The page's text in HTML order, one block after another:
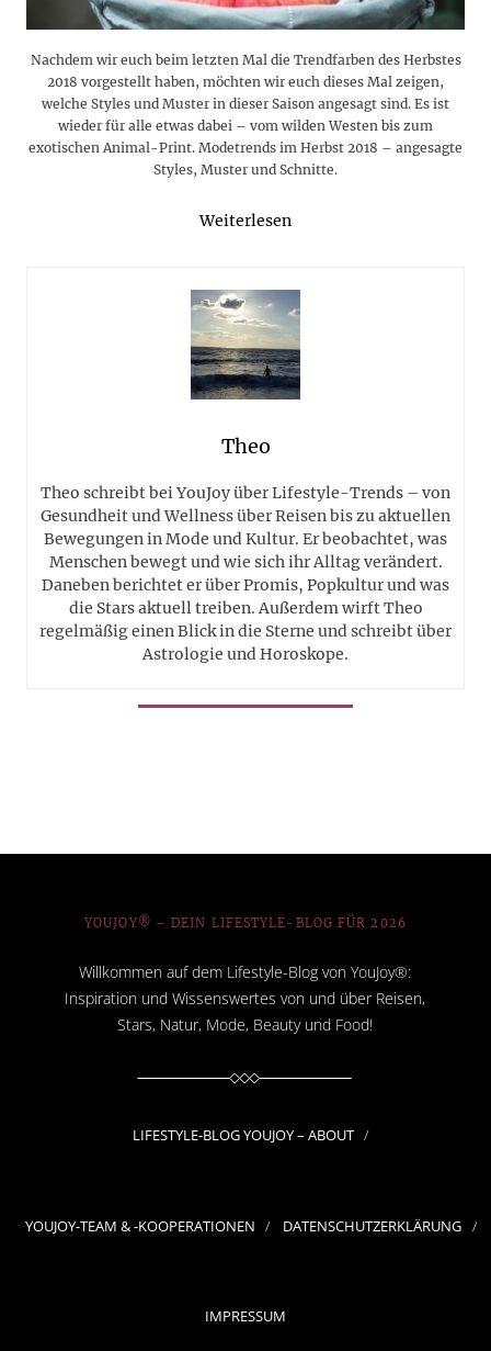
Nachdem wir euch beim letzten Mal die Trendfarben des Herbstes
2018 vorgestellt haben, möchten wir euch dieses Mal zeigen,
welche Styles und Muster in dieser Saison angesagt sind. Es ist
wieder für alle etwas dabei – vom wilden Westen bis zum
exotischen Animal-Print. Modetrends im Herbst 2018 – angesagte
Styles, Muster und Schnitte.
Weiterlesen
Theo
Theo schreibt bei YouJoy über Lifestyle-Trends – von
Gesundheit und Wellness über Reisen bis zu aktuellen
Bewegungen in Mode und Kultur. Er beobachtet, was
Menschen bewegt und wie sich ihr Alltag verändert.
Daneben berichtet er über Promis, Popkultur und was
die Stars aktuell treiben. Außerdem wirft Theo
regelmäßig einen Blick in die Sterne und schreibt über
Astrologie und Horoskope.
YOUJOY® – DEIN LIFESTYLE-BLOG FÜR 2026
Willkommen auf dem Lifestyle-Blog von YouJoy®:
Inspiration und Wissenswertes von und über Reisen,
Stars, Natur, Mode, Beauty und Food!
LIFESTYLE-BLOG YOUJOY – ABOUT
YOUJOY-TEAM & -KOOPERATIONEN DATENSCHUTZERKLÄRUNG
IMPRESSUM